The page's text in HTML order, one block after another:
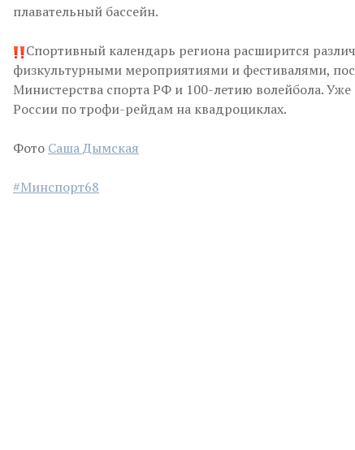
плавательный бассейн.
Спортивный календарь региона расширится
физкультурными мероприятиями и фестивалями,
Министерства спорта РФ и 100-летию волейбола. Уже
России по трофи-рейдам на квадроциклах.
Фото Саша Дымская
#Минспорт68